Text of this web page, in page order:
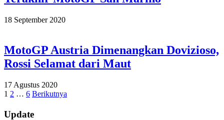
2020-
18 September 2020
MotoGP Austria Dimenangkan Dovizioso,
Rossi Selamat dari Maut
2020-
08-
17 Agustus 2020
Paginasi
pos
1 2 … 6 Berikutnya
Update